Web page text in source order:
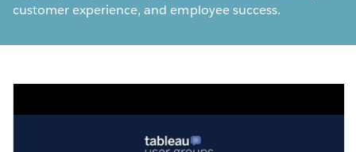
customer experience, and employee success.